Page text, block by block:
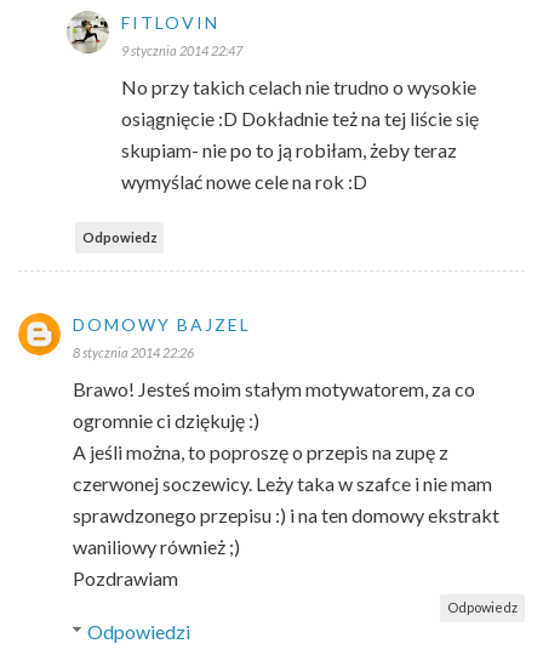
FITLOVIN
9 stycznia 2014 22:47
No przy takich celach nie trudno o wysokie
osiągnięcie :D Dokładnie też na tej liście się
skupiam- nie po to ją robiłam, żeby teraz
wymyślać nowe cele na rok :D
Odpowiedz
DOMOWY BAJZEL
8 stycznia 2014 22:26
Brawo! Jesteś moim stałym motywatorem, za co
ogromnie ci dziękuję :)
A jeśli można, to poproszę o przepis na zupę z
czerwonej soczewicy. Leży taka w szafce i nie mam
sprawdzonego przepisu :) i na ten domowy ekstrakt
waniliowy również ;)
Pozdrawiam
Odpowiedz
Odpowiedzi